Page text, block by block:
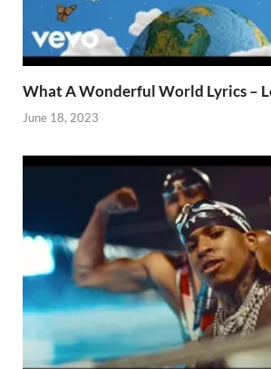
What A Wonderful World Lyrics –
June 18, 2023